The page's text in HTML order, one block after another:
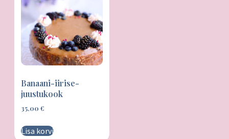
Banaani-iirise-
juustukook
35,00 €
Lisa korvi